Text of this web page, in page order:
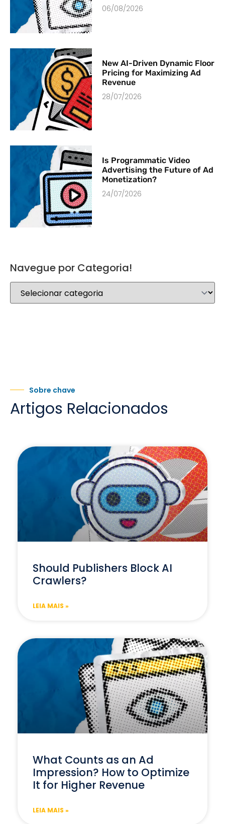
06/08/2026
New AI-Driven Dynamic Floor
Pricing for Maximizing Ad
Revenue
28/07/2026
Is Programmatic Video
Advertising the Future of Ad
Monetization?
24/07/2026
Navegue por Categoria!
Sobre chave
Artigos Relacionados
Should Publishers Block AI
Crawlers?
LEIA MAIS »
What Counts as an Ad
Impression? How to Optimize
It for Higher Revenue
LEIA MAIS »